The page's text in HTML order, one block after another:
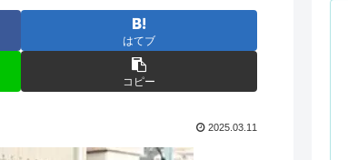
はてブ
コピー
2025.03.11